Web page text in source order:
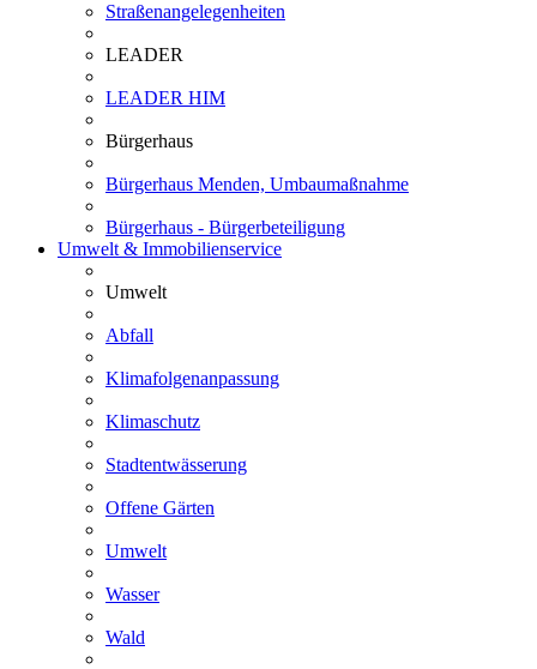
Straßenangelegenheiten
LEADER
LEADER HIM
Bürgerhaus
Bürgerhaus Menden, Umbaumaßnahme
Bürgerhaus - Bürgerbeteiligung
Umwelt & Immobilienservice
Umwelt
Abfall
Klimafolgenanpassung
Klimaschutz
Stadtentwässerung
Offene Gärten
Umwelt
Wasser
Wald